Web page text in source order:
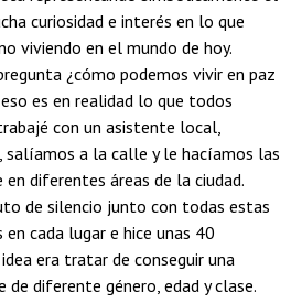
curiosidad e interés en lo que
viviendo en el mundo de hoy.
¿cómo podemos vivir en paz
es en realidad lo que todos
con un asistente local,
salíamos a la calle y le hacíamos las
diferentes áreas de la ciudad.
de silencio junto con todas estas
en cada lugar e hice unas 40
era tratar de conseguir una
de diferente género, edad y clase.